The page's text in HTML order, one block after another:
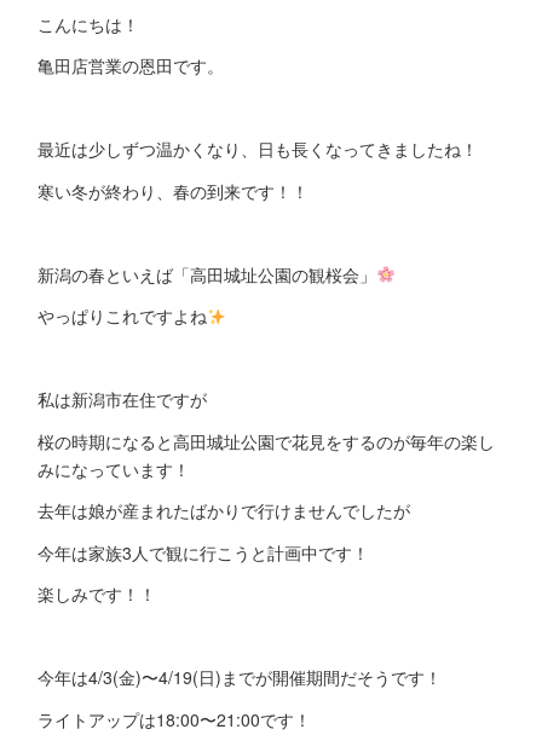
こんにちは！
亀田店営業の恩田です。
最近は少しずつ温かくなり、日も長くなってきましたね！
寒い冬が終わり、春の到来です！！
新潟の春といえば「高田城址公園の観桜会」
やっぱりこれですよね
私は新潟市在住ですが
桜の時期になると高田城址公園で花見をするのが毎年の楽し
みになっています！
去年は娘が産まれたばかりで行けませんでしたが
今年は家族3人で観に行こうと計画中です！
楽しみです！！
今年は4/3(金)〜4/19(日)までが開催期間だそうです！
ライトアップは18:00〜21:00です！